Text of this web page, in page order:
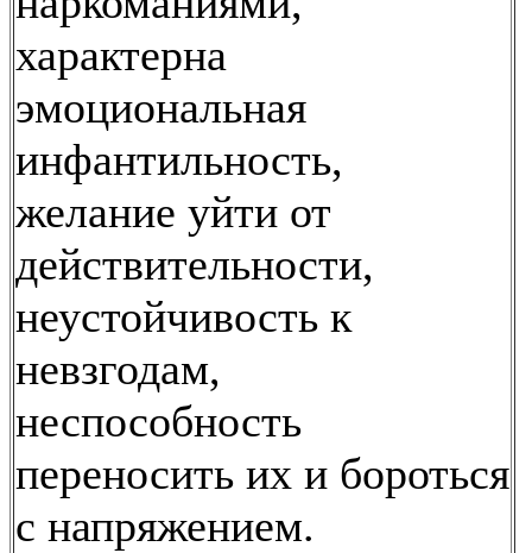
характерна
эмоциональная
инфантильность,
желание уйти от
действительности,
неустойчивость к
невзгодам,
неспособность
переносить их и бороться
с напряжением.